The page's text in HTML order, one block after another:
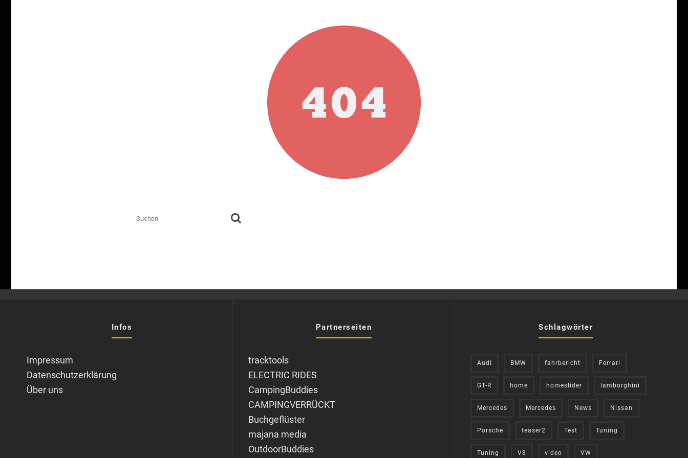
Infos
Impressum
Datenschutzerklärung
Über uns
Partnerseiten
tracktools
ELECTRIC RIDES
CampingBuddies
CAMPINGVERRÜCKT
Buchgeflüster
majana media
OutdoorBuddies
Schlagwörter
Audi BMW fahrbericht Ferrari
GT-R home homeslider lamborghini
Mercedes Mercedes News Nissan
Porsche teaser2 Test Tuning
Tuning V8 video VW